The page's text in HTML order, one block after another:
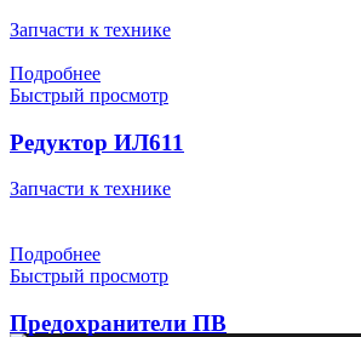
Запчасти к технике
Подробнее
Быстрый просмотр
Редуктор ИЛ611
Запчасти к технике
Подробнее
Быстрый просмотр
Предохранители ПВ